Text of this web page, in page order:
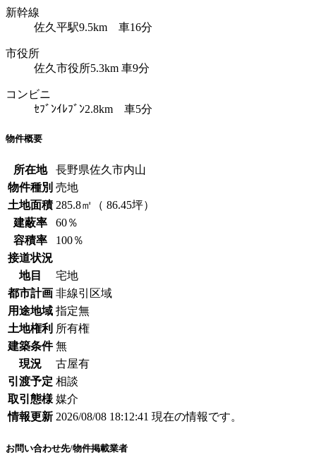
新幹線
佐久平駅9.5km 車16分
市役所
佐久市役所5.3km 車9分
コンビニ
ｾﾌﾞﾝｲﾚﾌﾞﾝ2.8km 車5分
物件概要
所在地
長野県佐久市内山
物件種別 売地
土地面積 285.8㎡（ 86.45坪）
建蔽率
60％
容積率
100％
接道状況
地目
宅地
都市計画 非線引区域
用途地域 指定無
土地権利 所有権
建築条件 無
現況
古屋有
引渡予定 相談
取引態様 媒介
情報更新 2026/08/08 18:12:41 現在の情報です。
お問い合わせ先/物件掲載業者